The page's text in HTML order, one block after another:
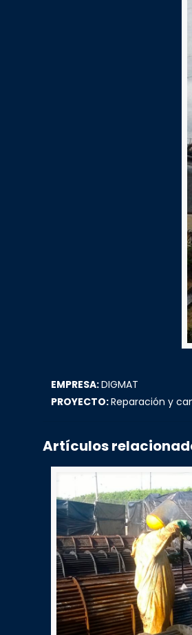
EMPRESA:DIGMAT
PROYECTO:Reparación y
Artículos